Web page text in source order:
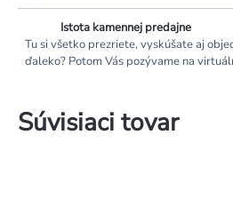
Istota kamennej predajne
Tu si všetko prezriete, vyskúšate aj
ďaleko? Potom Vás pozývame na
Súvisiaci tovar